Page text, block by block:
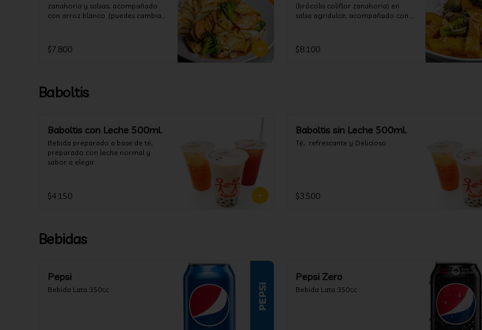
zanahoria y salsas, acompañado
con arroz blanco. (puedes cambiar
$7.800
(brócolis coliflor zanahoria) en
salsa agridulce, acompañado con
fritas o fideos)
$8.100
Baboltis
Baboltis con Leche 500ml.
Bebida preparado a base de té,
preparado con leche normal y
sabor a elegir.
$4.150
Baboltis sin Leche 500ml.
Té,  refrescante y Delicioso
$3.500
Bebidas
Pepsi
Bebida Lata 350cc
Pepsi Zero
Bebida Lata 350cc